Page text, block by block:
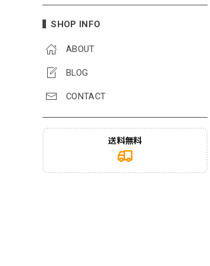
SHOP INFO
ABOUT
BLOG
CONTACT
送料無料